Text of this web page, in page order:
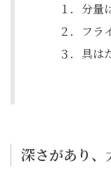
１．分量
２．フラ
３．具は
深さがあり、